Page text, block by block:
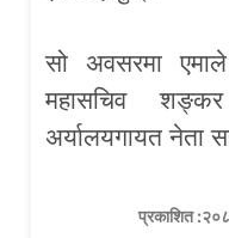
सो अवसरमा एमाले
महासचिव
अर्यालयगायत नेता
प्रकाशित